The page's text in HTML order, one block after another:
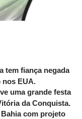
tem fiança negada
nos EUA.
uma grande festa
da Conquista.
com projeto